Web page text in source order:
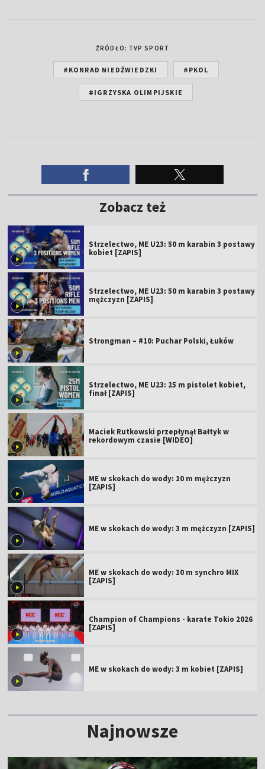
ŹRÓDŁO: TVP SPORT
#KONRAD NIEDŹWIEDZKI #PKOL
#IGRZYSKA OLIMPIJSKIE
Zobacz też
Strzelectwo, ME U23: 50 m karabin 3 postawy
kobiet [ZAPIS]
Strzelectwo, ME U23: 50 m karabin 3 postawy
mężczyzn [ZAPIS]
Strongman – #10: Puchar Polski, Łuków
Strzelectwo, ME U23: 25 m pistolet kobiet,
finał [ZAPIS]
Maciek Rutkowski przepłynął Bałtyk w
rekordowym czasie [WIDEO]
ME w skokach do wody: 10 m mężczyzn
[ZAPIS]
ME w skokach do wody: 3 m mężczyzn [ZAPIS]
ME w skokach do wody: 10 m synchro MIX
[ZAPIS]
Champion of Champions - karate Tokio 2026
[ZAPIS]
ME w skokach do wody: 3 m kobiet [ZAPIS]
Najnowsze